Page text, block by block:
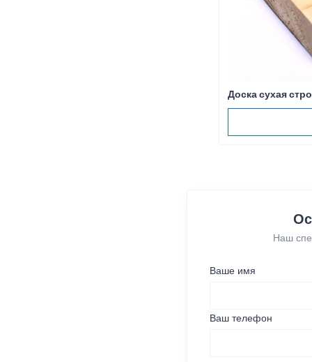
Доска сухая
Наш
Ваше имя
Ваш телефон